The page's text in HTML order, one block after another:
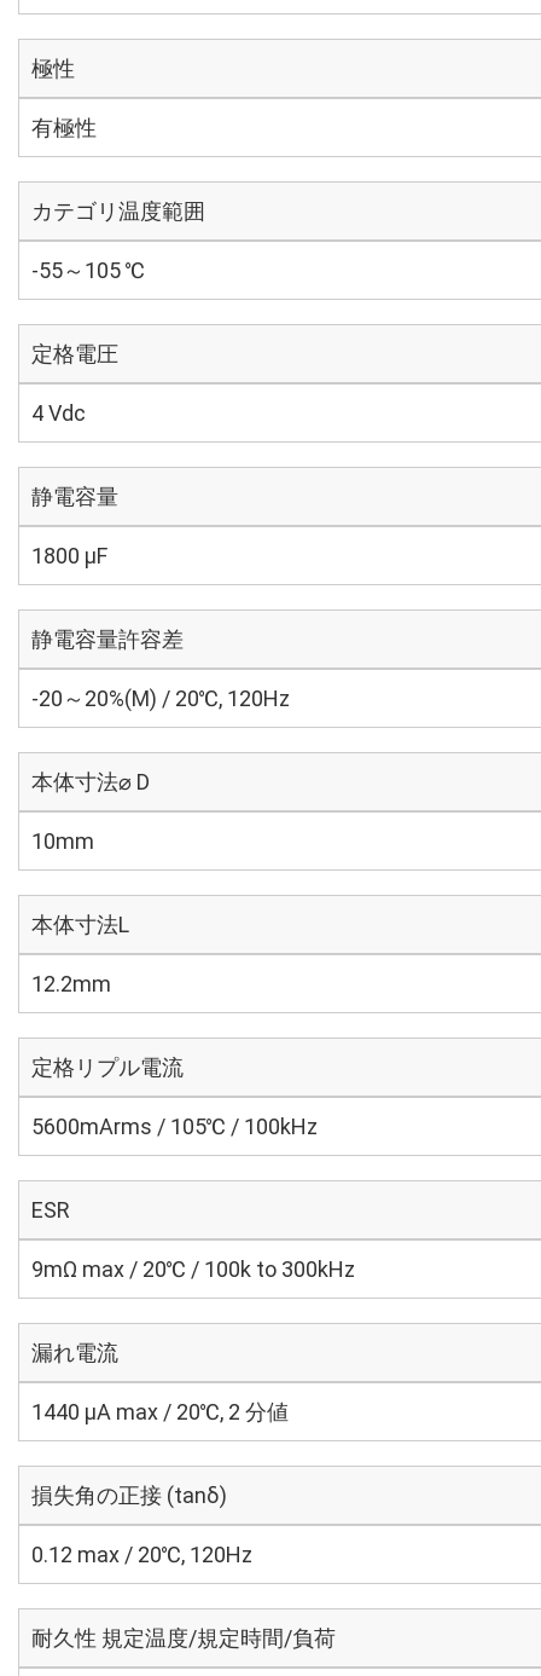
極性
有極性
カテゴリ温度範囲
-55～105 ℃
定格電圧
4 Vdc
静電容量
1800 µF
静電容量許容差
-20～20%(M) / 20℃, 120Hz
本体寸法⌀ D
10mm
本体寸法L
12.2mm
定格リプル電流
5600mArms / 105℃ / 100kHz
ESR
9mΩ max / 20℃ / 100k to 300kHz
漏れ電流
1440 μA max / 20℃, 2 分値
損失角の正接 (tanδ)
0.12 max / 20℃, 120Hz
耐久性 規定温度/規定時間/負荷